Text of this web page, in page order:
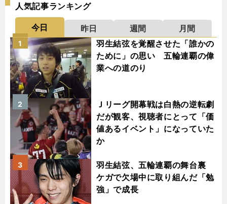
人気記事ランキング
今日 昨日 週間
月間
羽生結弦を覚醒させた「誰かの
ために」の思い 五輪連覇の偉
業への道のり
1
Ｊリーグ開幕戦は白熱の逆転劇
だが観客、視聴者にとって「価
値あるイベント」になっていた
か
2
羽生結弦、五輪連覇の舞台裏
ケガで欠場中に取り組んだ「勉
強」で成長
3